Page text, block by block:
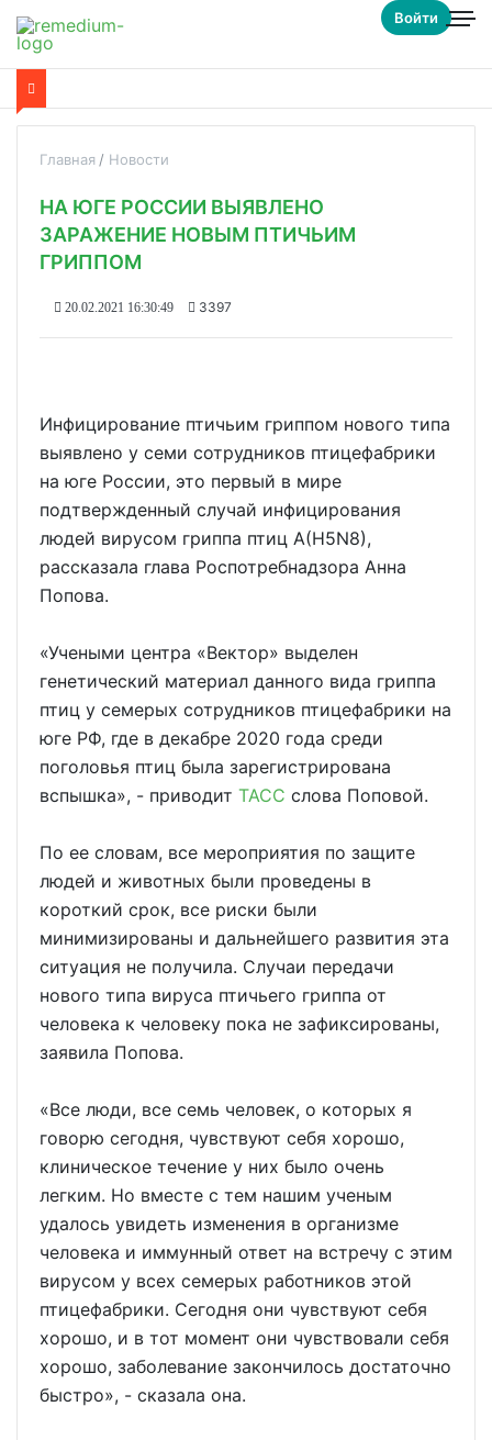
Войти
Главная Новости
НА ЮГЕ РОССИИ ВЫЯВЛЕНО
ЗАРАЖЕНИЕ НОВЫМ ПТИЧЬИМ
ГРИППОМ
20.02.2021 16:30:49 3397
Инфицирование птичьим гриппом нового типа
выявлено у семи сотрудников птицефабрики
на юге России, это первый в мире
подтвержденный случай инфицирования
людей вирусом гриппа птиц A(H5N8),
рассказала глава Роспотребнадзора Анна
Попова.
«Учеными центра «Вектор» выделен
генетический материал данного вида гриппа
птиц у семерых сотрудников птицефабрики на
юге РФ, где в декабре 2020 года среди
поголовья птиц была зарегистрирована
вспышка», - приводит ТАСС слова Поповой.
По ее словам, все мероприятия по защите
людей и животных были проведены в
короткий срок, все риски были
минимизированы и дальнейшего развития эта
ситуация не получила. Случаи передачи
нового типа вируса птичьего гриппа от
человека к человеку пока не зафиксированы,
заявила Попова.
«Все люди, все семь человек, о которых я
говорю сегодня, чувствуют себя хорошо,
клиническое течение у них было очень
легким. Но вместе с тем нашим ученым
удалось увидеть изменения в организме
человека и иммунный ответ на встречу с этим
вирусом у всех семерых работников этой
птицефабрики. Сегодня они чувствуют себя
хорошо, и в тот момент они чувствовали себя
хорошо, заболевание закончилось достаточно
быстро», - сказала она.